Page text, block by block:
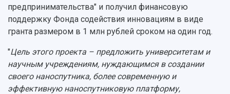
предпринимательства" и получил финансовую
поддержку Фонда содействия инновациям в виде
гранта размером в 1 млн рублей сроком на один год.
"Цель этого проекта – предложить университетам и
научным учреждениям, нуждающимся в создании
своего наноспутника, более современную и
эффективную наноспутниковую платформу,